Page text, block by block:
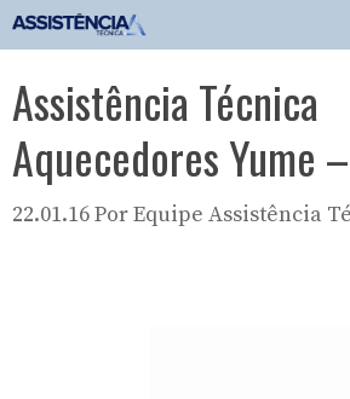
Pular
para
conteúdo
Assistência Técnica
Aquecedores Yume
22.01.16PorEquipe Assistência